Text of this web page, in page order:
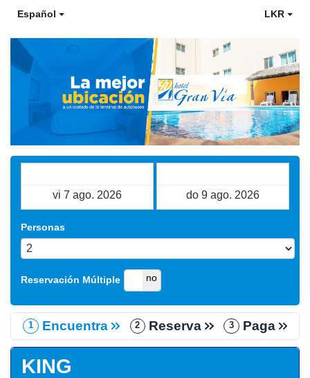
Español LKR
Personas
Reservación Múltiple
si no
1 Encuentra 2 Reserva 3 Paga
KING